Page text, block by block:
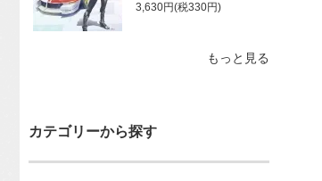
3,630円(税330円)
もっと見る
カテゴリーから探す